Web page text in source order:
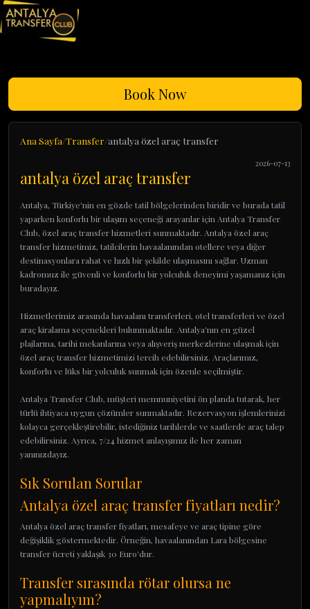
Book Now
Ana Sayfa Transfer antalya özel araç transfer
2026-07-13
antalya özel araç transfer
Antalya, Türkiye'nin en gözde tatil bölgelerinden biridir ve burada tatil
yaparken konforlu bir ulaşım seçeneği arayanlar için Antalya Transfer
Club, özel araç transfer hizmetleri sunmaktadır. Antalya özel araç
transfer hizmetimiz, tatilcilerin havaalanından otellere veya diğer
destinasyonlara rahat ve hızlı bir şekilde ulaşmasını sağlar. Uzman
kadromuz ile güvenli ve konforlu bir yolculuk deneyimi yaşamanız için
buradayız.
Hizmetlerimiz arasında havaalanı transferleri, otel transferleri ve özel
araç kiralama seçenekleri bulunmaktadır. Antalya'nın en güzel
plajlarına, tarihi mekanlarına veya alışveriş merkezlerine ulaşmak için
özel araç transfer hizmetimizi tercih edebilirsiniz. Araçlarımız,
konforlu ve lüks bir yolculuk sunmak için özenle seçilmiştir.
Antalya Transfer Club, müşteri memnuniyetini ön planda tutarak, her
türlü ihtiyaca uygun çözümler sunmaktadır. Rezervasyon işlemlerinizi
kolayca gerçekleştirebilir, istediğiniz tarihlerde ve saatlerde araç talep
edebilirsiniz. Ayrıca, 7/24 hizmet anlayışımız ile her zaman
yanınızdayız.
Sık Sorulan Sorular
Antalya özel araç transfer fiyatları nedir?
Antalya özel araç transfer fiyatları, mesafeye ve araç tipine göre
değişiklik göstermektedir. Örneğin, havaalanından Lara bölgesine
transfer ücreti yaklaşık 30 Euro'dur.
Transfer sırasında rötar olursa ne
yapmalıyım?